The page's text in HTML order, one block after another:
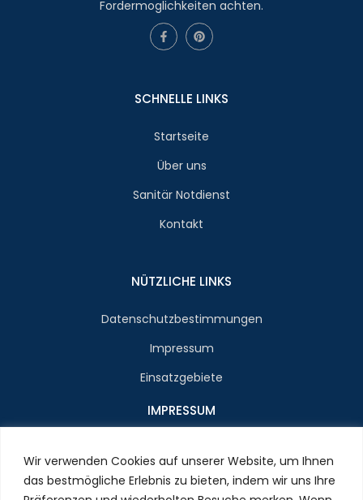
Wir verwenden Cookies auf unserer Website, um Ihnen
das bestmögliche Erlebnis zu bieten, indem wir uns Ihre
Fordermoglichkeiten achten.
SCHNELLE LINKS
Startseite
Über uns
Sanitär Notdienst
Kontakt
NÜTZLICHE LINKS
Datenschutzbestimmungen
Impressum
Einsatzgebiete
IMPRESSUM
E-Mail : info@klempner-verein.de